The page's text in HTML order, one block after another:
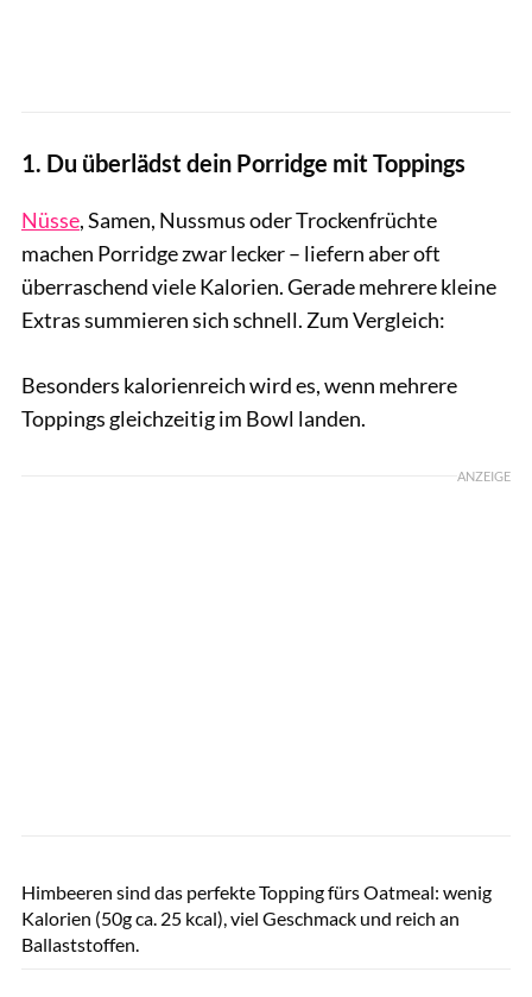
1. Du überlädst dein Porridge mit Toppings
Nüsse, Samen, Nussmus oder Trockenfrüchte
machen Porridge zwar lecker – liefern aber oft
überraschend viele Kalorien. Gerade mehrere kleine
Extras summieren sich schnell. Zum Vergleich:
Besonders kalorienreich wird es, wenn mehrere
Toppings gleichzeitig im Bowl landen.
ANZEIGE
Himbeeren sind das perfekte Topping fürs Oatmeal: wenig
Kalorien (50g ca. 25 kcal), viel Geschmack und reich an
Ballaststoffen.